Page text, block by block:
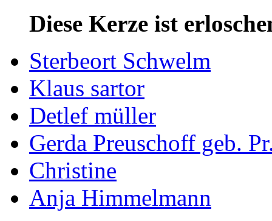
Diese Kerze ist
Sterbeort Schwelm
Klaus sartor
Detlef müller
Gerda Preuschoff geb.
Christine
Anja Himmelmann